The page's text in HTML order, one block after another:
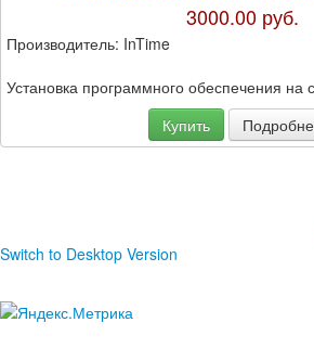
3000.00 руб.
Производитель: InTime
Установка программного обеспечения на
Купить
Switch to Desktop Version